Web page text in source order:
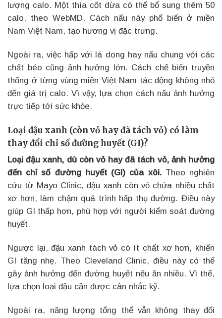
lượng calo. Một thìa cốt dừa có thể bổ sung thêm 50
calo, theo WebMD. Cách nấu này phổ biến ở miền
Nam Việt Nam, tạo hương vị đặc trưng.
Ngoài ra, việc hấp với lá dong hay nấu chung với các
chất béo cũng ảnh hưởng lớn. Cách chế biến truyền
thống ở từng vùng miền Việt Nam tác động không nhỏ
đến giá trị calo. Vì vậy, lựa chọn cách nấu ảnh hưởng
trực tiếp tới sức khỏe.
Loại đậu xanh (còn vỏ hay đã tách vỏ) có làm
thay đổi chỉ số đường huyết (GI)?
Loại đậu xanh, dù còn vỏ hay đã tách vỏ, ảnh hưởng
đến chỉ số đường huyết (GI) của xôi.Theo nghiên
cứu từ Mayo Clinic, đậu xanh còn vỏ chứa nhiều chất
xơ hơn, làm chậm quá trình hấp thụ đường. Điều này
giúp GI thấp hơn, phù hợp với người kiểm soát đường
huyết.
Ngược lại, đậu xanh tách vỏ có ít chất xơ hơn, khiến
GI tăng nhẹ. Theo Cleveland Clinic, điều này có thể
gây ảnh hưởng đến đường huyết nếu ăn nhiều. Vì thế,
lựa chọn loại đậu cần được cân nhắc kỹ.
Ngoài ra, năng lượng tổng thể vẫn không thay đổi